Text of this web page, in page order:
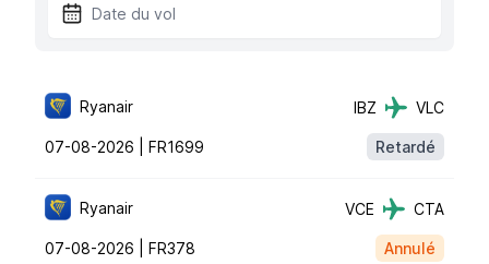
Ryanair IBZ VLC
07-08-2026 | FR1699 Retardé
Ryanair VCE CTA
07-08-2026 | FR378 Annulé